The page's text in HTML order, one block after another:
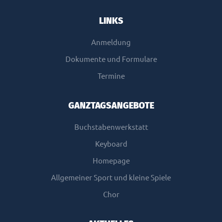
LINKS
Anmeldung
Dokumente und Formulare
Termine
GANZTAGSANGEBOTE
Buchstabenwerkstatt
Keyboard
Homepage
Allgemeiner Sport und kleine Spiele
Chor